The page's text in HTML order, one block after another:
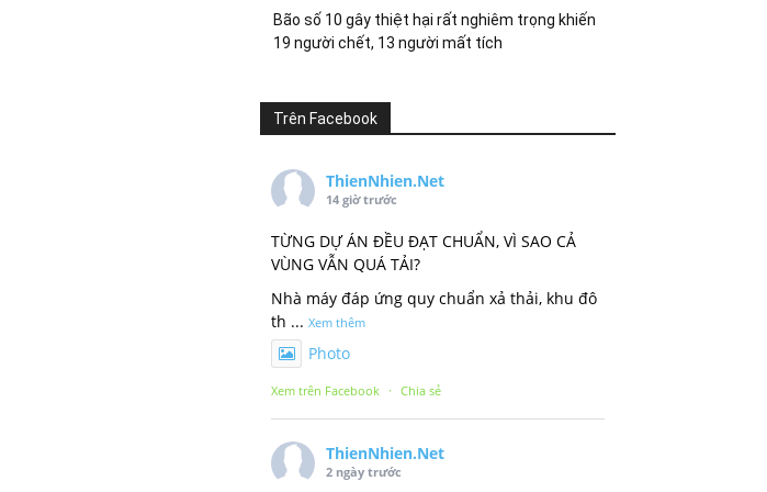
Bão số 10 gây thiệt hại rất nghiêm trọng khiến
19 người chết, 13 người mất tích
Trên Facebook
ThienNhien.Net
14 giờ trước
TỪNG DỰ ÁN ĐỀU ĐẠT CHUẨN, VÌ SAO CẢ
VÙNG VẪN QUÁ TẢI?
Nhà máy đáp ứng quy chuẩn xả thải, khu đô
th ... Xem thêm
Photo
Xem trên Facebook · Chia sẻ
ThienNhien.Net
2 ngày trước